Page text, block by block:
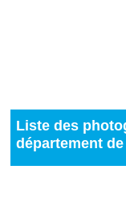
Liste des
département